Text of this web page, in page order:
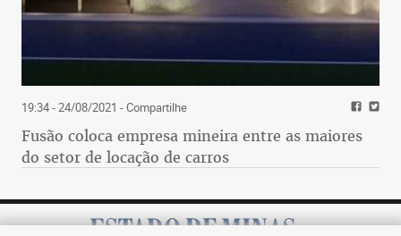
19:34 - 24/08/2021 - Compartilhe
Fusão coloca empresa mineira entre as maiores
do setor de locação de carros